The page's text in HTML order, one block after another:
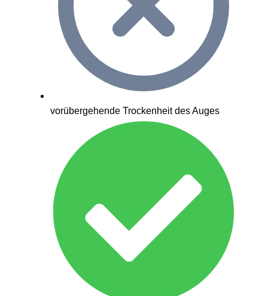
vorübergehende Trockenheit des Auges